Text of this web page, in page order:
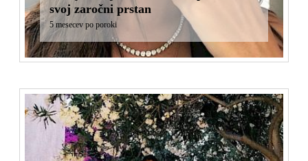
svoj zaročni prstan
5 mesecev po poroki